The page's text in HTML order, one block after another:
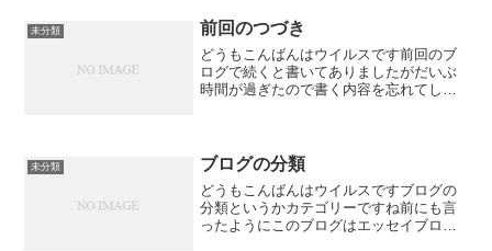
何でもないし通常通りで...
未分類 前回のつづき
どうもこんばんはウイルスです前回のブ
ログで続くと書いてありましたがだいぶ
時間が過ぎたので書く内容を忘れてしま
未分類 ブログの分類
どうもこんばんはウイルスですブログの
分類というかカテゴリーですね前にも言
ったようにこのブログはエッセイブログ